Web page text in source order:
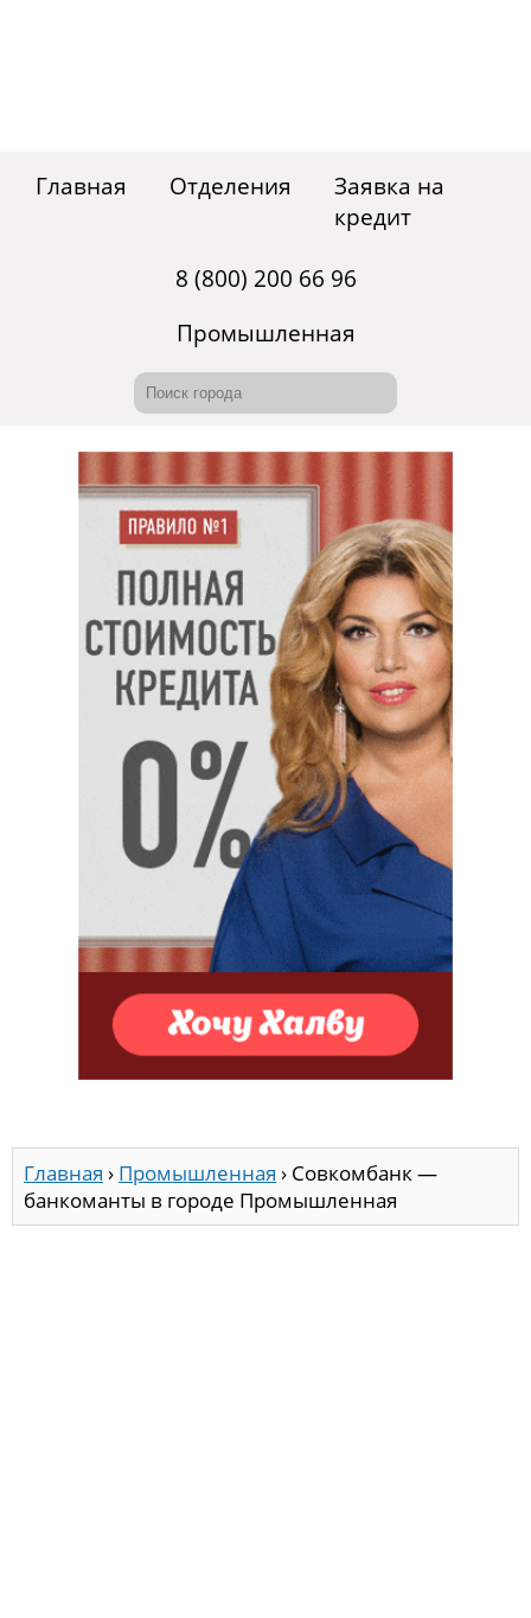
Главная Отделения
Заявка на
кредит
8 (800) 200 66 96
Промышленная
Главная › Промышленная › Совкомбанк —
банкоманты в городе Промышленная